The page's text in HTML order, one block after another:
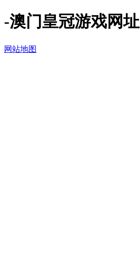
-澳门皇冠游戏网址
网站地图